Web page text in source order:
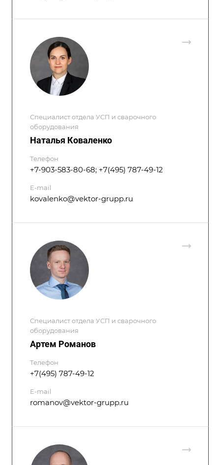
Специалист отдела УСП и сварочного
оборудования
Наталья Коваленко
Телефон
+7-903-583-80-68; +7(495) 787-49-12
E-mail
kovalenko@vektor-grupp.ru
Специалист отдела УСП и сварочного
оборудования
Артем Романов
Телефон
+7(495) 787-49-12
E-mail
romanov@vektor-grupp.ru